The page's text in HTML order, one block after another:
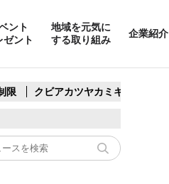
ント
ゼント
地域を元気に
する取り組み
企業紹介
限 クビアカツヤカミキリ